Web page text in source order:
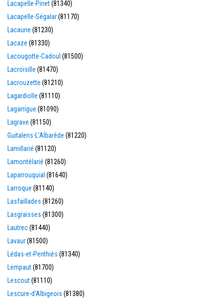
Lacapelle-Pinet(81340)
Lacapelle-Ségalar(81170)
Lacaune (81230)
Lacaze (81330)
Lacougotte-Cadoul (81500)
Lacroisille (81470)
Lacrouzette (81210)
Lagardiolle (81110)
Lagarrigue (81090)
Lagrave (81150)
Guitalens-L'Albarède (81220)
Lamillarié (81120)
Lamontélarié (81260)
Laparrouquial (81640)
Larroque (81140)
Lasfaillades (81260)
Lasgraisses (81300)
Lautrec(81440)
Lavaur(81500)
Lédas-et-Penthiès (81340)
Lempaut(81700)
Lescout(81110)
Lescure-d'Albigeois (81380)